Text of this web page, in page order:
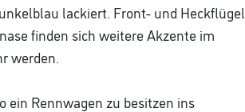
lackiert. Front- und Heckflügel
finden sich weitere Akzente im
werden.
ein Rennwagen zu besitzen ins